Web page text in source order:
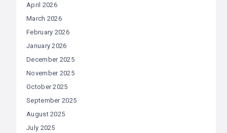
April 2026
March 2026
February 2026
January 2026
December 2025
November 2025
October 2025
September 2025
August 2025
July 2025